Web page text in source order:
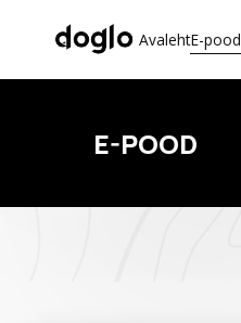
AvalehtE-pood
E-POOD